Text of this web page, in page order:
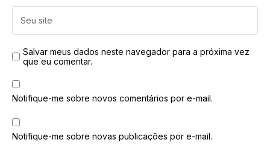
Salvar meus dados neste navegador para a próxima vez
que eu comentar.
Notifique-me sobre novos comentários por e-mail.
Notifique-me sobre novas publicações por e-mail.